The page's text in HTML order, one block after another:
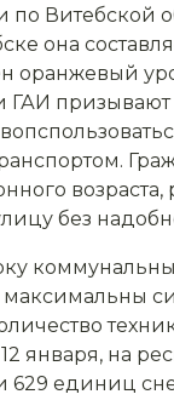
по Витебской
она
оранжевый
ГАИ призывают
без
января, на
629 единиц